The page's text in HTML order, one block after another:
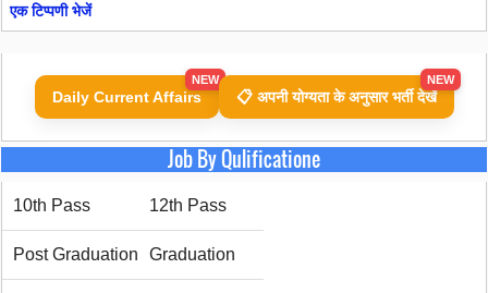
एक टिप्पणी भेजें
Daily Current Affairs
NEW
📋 अपनी योग्यता के अनुसार भर्ती देखें
NEW
Job By Qulificatione
10th Pass 12th Pass
Post Graduation Graduation